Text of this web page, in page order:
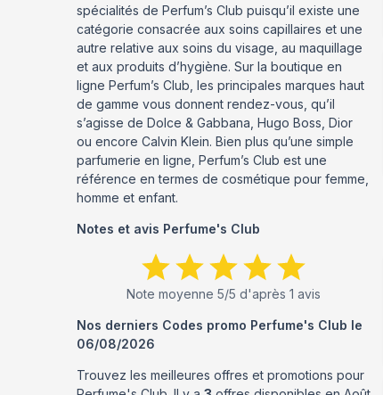
spécialités de Perfum’s Club puisqu’il existe une
catégorie consacrée aux soins capillaires et une
autre relative aux soins du visage, au maquillage
et aux produits d’hygiène. Sur la boutique en
ligne Perfum’s Club, les principales marques haut
de gamme vous donnent rendez-vous, qu’il
s’agisse de Dolce & Gabbana, Hugo Boss, Dior
ou encore Calvin Klein. Bien plus qu’une simple
parfumerie en ligne, Perfum’s Club est une
référence en termes de cosmétique pour femme,
homme et enfant.
Notes et avis Perfume's Club
Note moyenne5/5 d'après1 avis
Nos derniers Codes promo Perfume's Club le
06/08/2026
Trouvez les meilleures offres et promotions pour